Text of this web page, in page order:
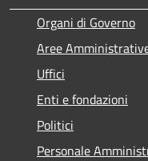
Organi di Governo
Aree
Uffici
Enti e fondazioni
Politici
Personale